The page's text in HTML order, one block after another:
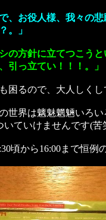
、お役人様、我々の
。」
シの方針に立てつこう
引っ立てい！！！。」
困るので、大人しくし
世界は魑魅魍魎いろ
ていけませんです(苦
頃から16:00まで恒例